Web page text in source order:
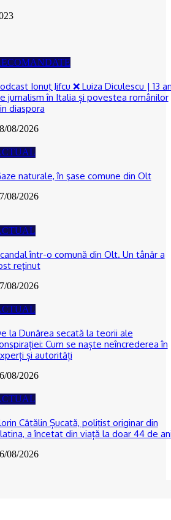
Ionuţ Jifcu ❌ Luiza Diculescu | 13
jurnalism în Italia și povestea românilor
diaspora
08/2026
naturale, în şase comune din Olt
08/2026
într-o comună din Olt. Un tânăr a
reţinut
08/2026
la Dunărea secată la teorii ale
Cum se naște neîncrederea în
și autorități
08/2026
Cătălin Șucată, poliţist originar din
a încetat din viață la doar 44 de
08/2026